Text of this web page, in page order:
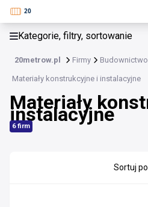
Kategorie, filtry, sortowanie
20metrow.pl Firmy
Materiały konstrukcyjne i instalacyjne
Materiały
instalacyjne
6 firm
Budownictwo i nieruchomości
Materiały konstrukcyjne i
Usługi wykonawcze i remonty
Sortuj